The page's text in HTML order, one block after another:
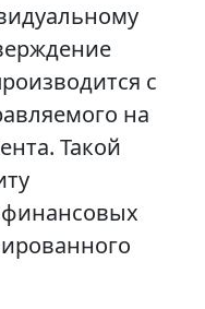
с
на
Такой